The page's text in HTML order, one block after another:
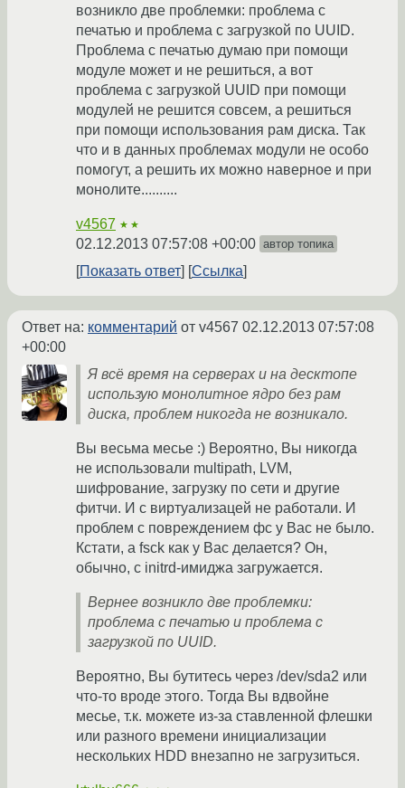
возникло две проблемки: проблема с
печатью и проблема с загрузкой по UUID.
Проблема с печатью думаю при помощи
модуле может и не решиться, а вот
проблема с загрузкой UUID при помощи
модулей не решится совсем, а решиться
при помощи использования рам диска. Так
что и в данных проблемах модули не особо
помогут, а решить их можно наверное и при
монолите..........
v4567 ★★
02.12.2013 07:57:08 +00:00 автор топика
Показать ответ Ссылка
Ответ на: комментарий от v4567 02.12.2013 07:57:08
+00:00
Я всё время на серверах и на десктопе
использую монолитное ядро без рам
диска, проблем никогда не возникало.
Вы весьма месье :) Вероятно, Вы никогда
не использовали multipath, LVM,
шифрование, загрузку по сети и другие
фитчи. И с виртуализацей не работали. И
проблем с повреждением фс у Вас не было.
Кстати, а fsck как у Вас делается? Он,
обычно, с initrd-имиджа загружается.
Вернее возникло две проблемки:
проблема с печатью и проблема с
загрузкой по UUID.
Вероятно, Вы бутитесь через /dev/sda2 или
что-то вроде этого. Тогда Вы вдвойне
месье, т.к. можете из-за ставленной флешки
или разного времени инициализации
нескольких HDD внезапно не загрузиться.